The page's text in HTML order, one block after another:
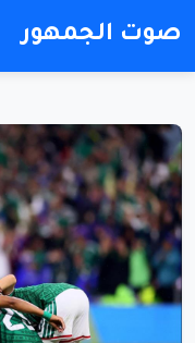
صوت الجمهور